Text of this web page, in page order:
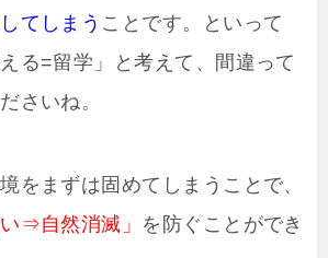
てしまう ことです。といって
る=留学」と考えて、間違って
さいね。
をまずは固めてしまうことで、
⇒自然消滅」 を防ぐことができ